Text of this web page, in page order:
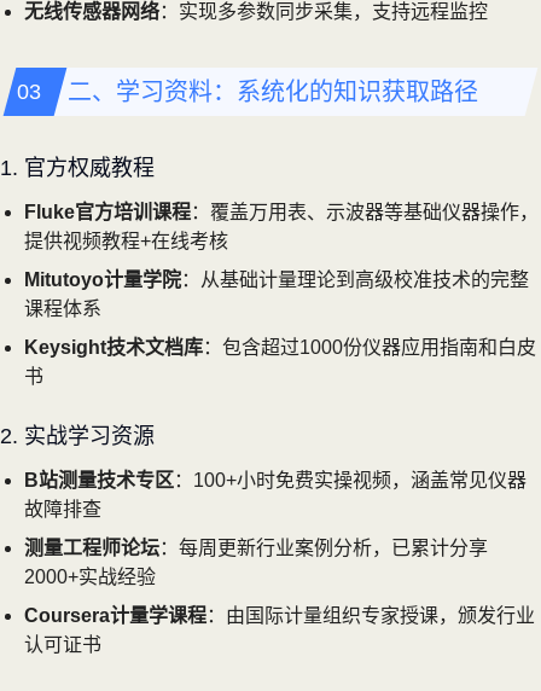
无线传感器网络：实现多参数同步采集，支持远程监控
二、学习资料：系统化的知识获取路径
1. 官方权威教程
Fluke官方培训课程：覆盖万用表、示波器等基础仪器操作，
提供视频教程+在线考核
Mitutoyo计量学院：从基础计量理论到高级校准技术的完整
课程体系
Keysight技术文档库：包含超过1000份仪器应用指南和白皮
书
2. 实战学习资源
B站测量技术专区 ：100+小时免费实操视频，涵盖常见仪器
故障排查
测量工程师论坛：每周更新行业案例分析，已累计分享
2000+实战经验
Coursera计量学课程：由国际计量组织专家授课，颁发行业
认可证书